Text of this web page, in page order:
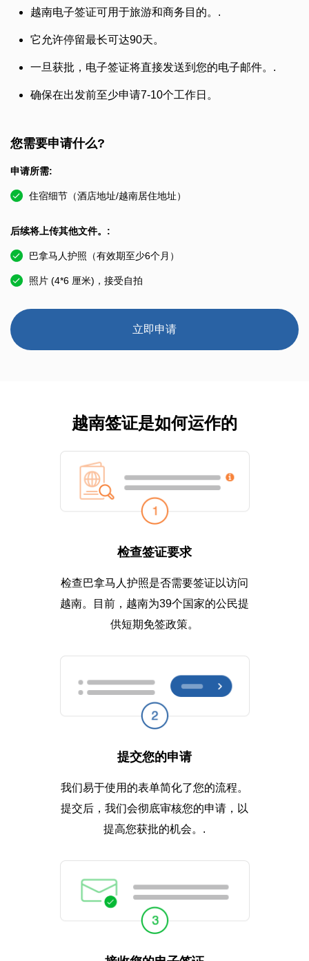
越南电子签证可用于旅游和商务目的。.
它允许停留最长可达90天。
一旦获批，电子签证将直接发送到您的电子邮件。.
确保在出发前至少申请7-10个工作日。
您需要申请什么?
申请所需:
住宿细节（酒店地址/越南居住地址）
后续将上传其他文件。:
巴拿马人护照（有效期至少6个月）
照片 (4*6 厘米)，接受自拍
立即申请
越南签证是如何运作的
检查签证要求
检查巴拿马人护照是否需要签证以访问
越南。目前，越南为39个国家的公民提
供短期免签政策。
提交您的申请
我们易于使用的表单简化了您的流程。
提交后，我们会彻底审核您的申请，以
提高您获批的机会。.